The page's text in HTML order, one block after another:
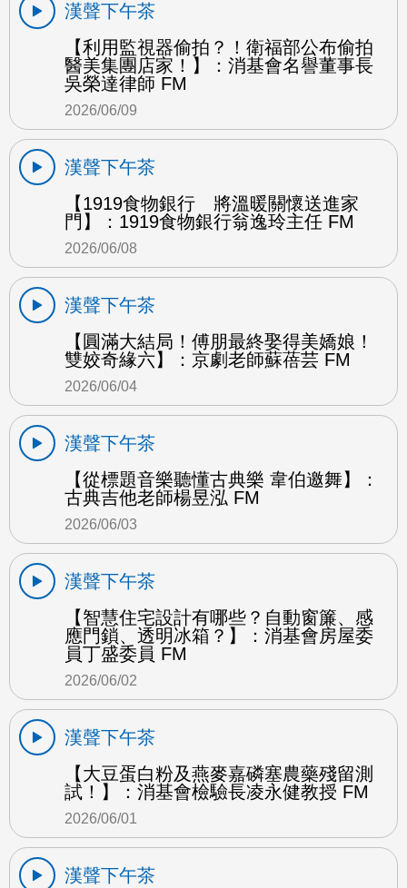
漢聲下午茶
【利用監視器偷拍？！衛福部公布偷拍
醫美集團店家！】：消基會名譽董事長
吳榮達律師 FM
2026/06/09
漢聲下午茶
【1919食物銀行 將溫暖關懷送進家
門】：1919食物銀行翁逸玲主任 FM
2026/06/08
漢聲下午茶
【圓滿大結局！傅朋最終娶得美嬌娘！
雙姣奇緣六】：京劇老師蘇蓓芸 FM
2026/06/04
漢聲下午茶
【從標題音樂聽懂古典樂 韋伯邀舞】：
古典吉他老師楊昱泓 FM
2026/06/03
漢聲下午茶
【智慧住宅設計有哪些？自動窗簾、感
應門鎖、透明冰箱？】：消基會房屋委
員丁盛委員 FM
2026/06/02
漢聲下午茶
【大豆蛋白粉及燕麥嘉磷塞農藥殘留測
試！】：消基會檢驗長凌永健教授 FM
2026/06/01
漢聲下午茶